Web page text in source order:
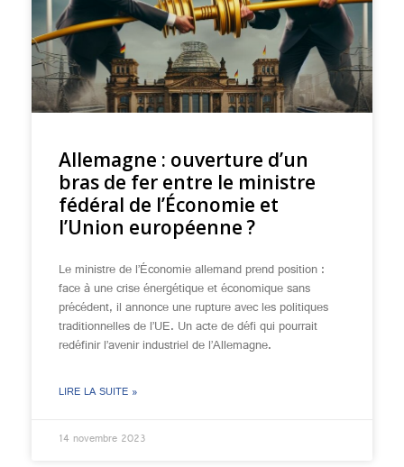
Allemagne : ouverture d’un
bras de fer entre le ministre
fédéral de l’Économie et
l’Union européenne ?
Le ministre de l’Économie allemand prend position :
face à une crise énergétique et économique sans
précédent, il annonce une rupture avec les politiques
traditionnelles de l’UE. Un acte de défi qui pourrait
redéfinir l’avenir industriel de l’Allemagne.
LIRE LA SUITE »
14 novembre 2023